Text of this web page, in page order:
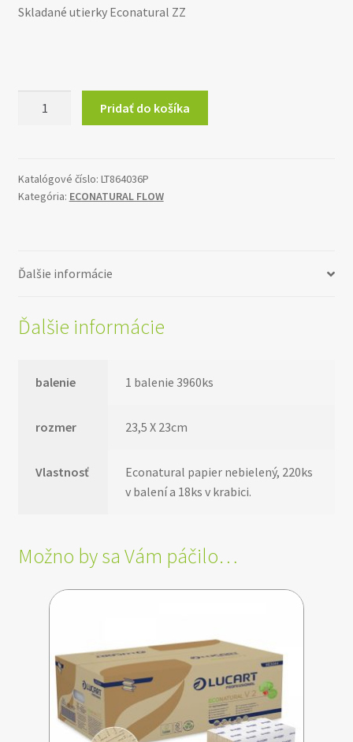
Skladané utierky Econatural ZZ
"ZZ"
fold
Pridať do košíka
Katalógové číslo: LT864036P
Kategória: ECONATURAL FLOW
Ďalšie informácie
Ďalšie informácie
balenie 1 balenie 3960ks
rozmer 23,5 X 23cm
Vlastnosť
Econatural papier nebielený, 220ks
v balení a 18ks v krabici.
Možno by sa Vám páčilo…